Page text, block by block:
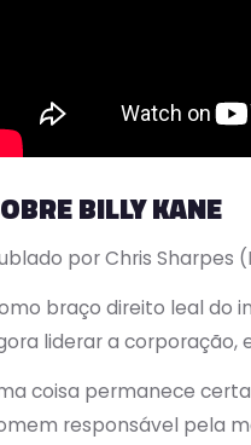
BILLY KANE
por Chris Sharpes
braço direito leal do
liderar a corporação,
coisa permanece
responsável pela